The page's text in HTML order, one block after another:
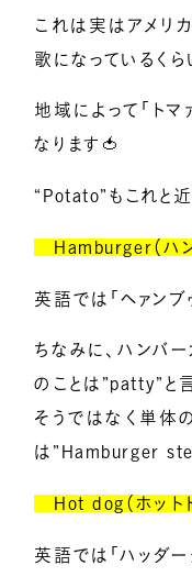
これは実はアメリ
歌になっているくら
地域によって「トマ
なります🍅
“Potato”もこれと近
Hamburger（ハ
英語では「ヘァンブ
ちなみに、ハンバ
のことは”patty”と
そうではなく単体
は”Hamburger
Hot dog（ホット
英語では「ハッダー